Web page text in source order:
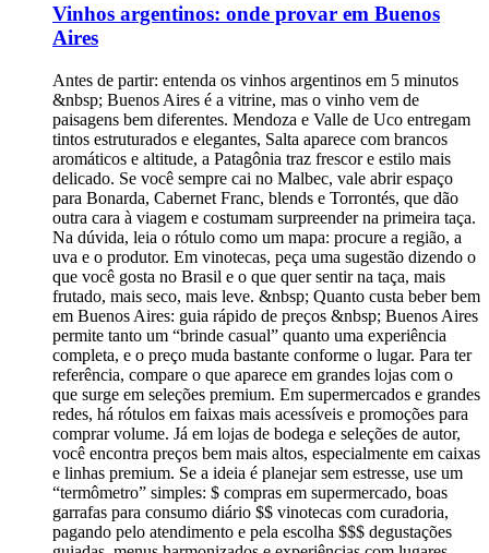
Vinhos argentinos: onde provar em Buenos
Aires
Antes de partir: entenda os vinhos argentinos em 5 minutos
&nbsp; Buenos Aires é a vitrine, mas o vinho vem de
paisagens bem diferentes. Mendoza e Valle de Uco entregam
tintos estruturados e elegantes, Salta aparece com brancos
aromáticos e altitude, a Patagônia traz frescor e estilo mais
delicado. Se você sempre cai no Malbec, vale abrir espaço
para Bonarda, Cabernet Franc, blends e Torrontés, que dão
outra cara à viagem e costumam surpreender na primeira taça.
Na dúvida, leia o rótulo como um mapa: procure a região, a
uva e o produtor. Em vinotecas, peça uma sugestão dizendo o
que você gosta no Brasil e o que quer sentir na taça, mais
frutado, mais seco, mais leve. &nbsp; Quanto custa beber bem
em Buenos Aires: guia rápido de preços &nbsp; Buenos Aires
permite tanto um “brinde casual” quanto uma experiência
completa, e o preço muda bastante conforme o lugar. Para ter
referência, compare o que aparece em grandes lojas com o
que surge em seleções premium. Em supermercados e grandes
redes, há rótulos em faixas mais acessíveis e promoções para
comprar volume. Já em lojas de bodega e seleções de autor,
você encontra preços bem mais altos, especialmente em caixas
e linhas premium. Se a ideia é planejar sem estresse, use um
“termômetro” simples: $ compras em supermercado, boas
garrafas para consumo diário $$ vinotecas com curadoria,
pagando pelo atendimento e pela escolha $$$ degustações